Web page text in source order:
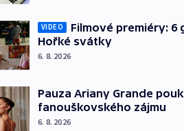
VIDEO
Filmové premiéry: 6
Hořké svátky
6. 8. 2026
Pauza Ariany Grande
fanouškovského zájmu
6. 8. 2026